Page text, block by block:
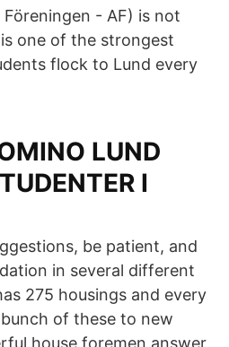
- AF) is not
one of the strongest
flock to Lund every
LUND
I
be patient, and
in several different
275 housings and every
of these to new
house foremen answer